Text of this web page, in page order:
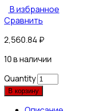
В избранное
Сравнить
2,560.84 ₽
10 в наличии
Quantity
В корзину